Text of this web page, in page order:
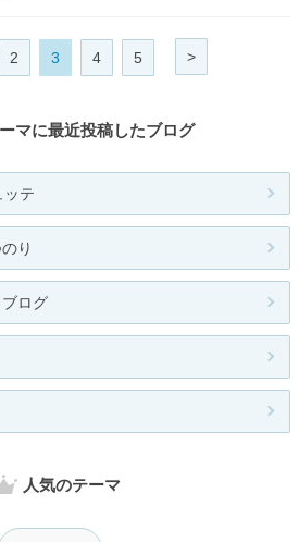
2 3 4 5 >
マに最近投稿したブログ
テ
り
ログ
人気のテーマ